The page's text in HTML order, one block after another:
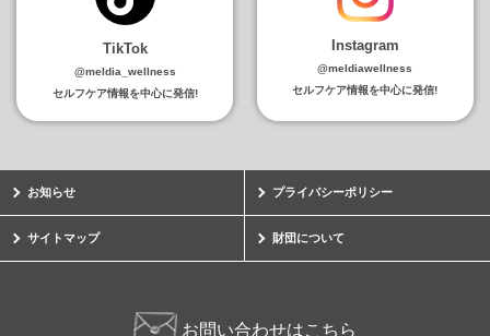
TikTok
@meldia_wellness
セルフケア情報を中心に発信!
Instagram
@meldiawellness
セルフケア情報を中心に発信!
お知らせ プライバシーポリシー
サイトマップ 財団について
お問い合わせはこちら